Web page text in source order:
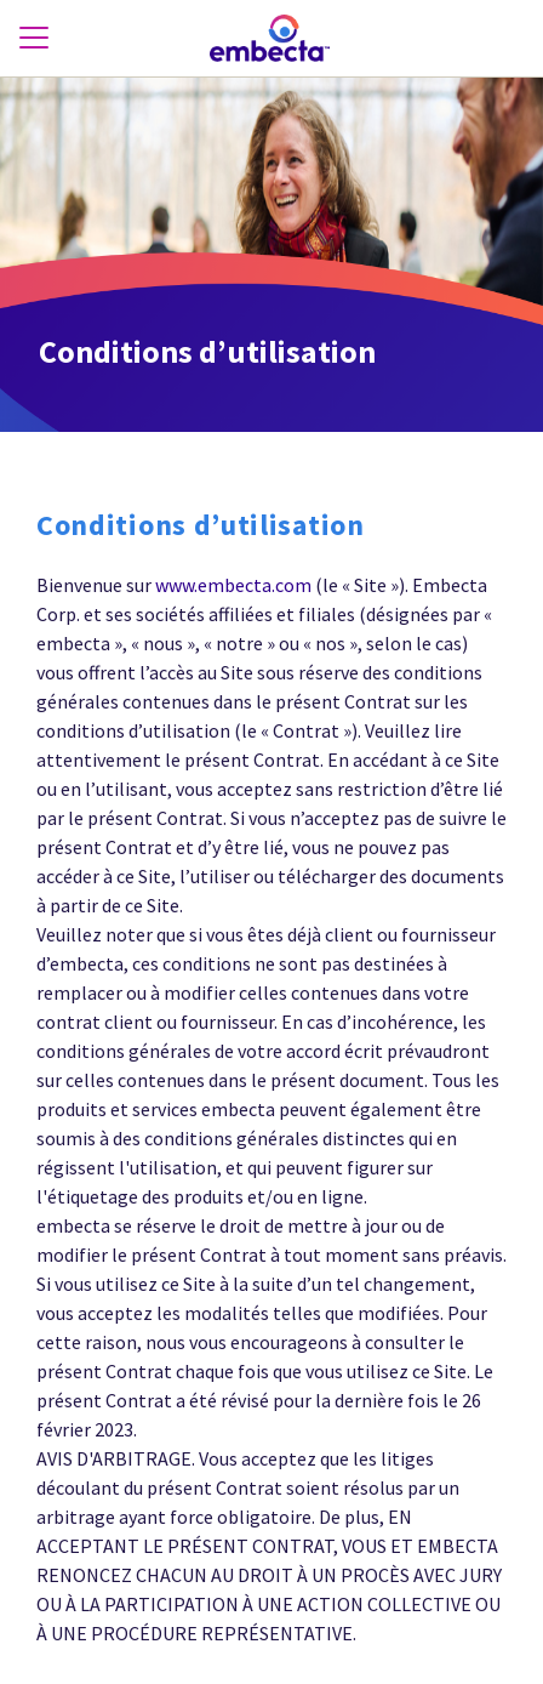
Conditions d’utilisation
Conditions d’utilisation
Bienvenue surwww.embecta.com (le « Site »). Embecta
Corp. et ses sociétés affiliées et filiales (désignées par «
embecta », « nous », « notre » ou « nos », selon le cas)
vous offrent l’accès au Site sous réserve des conditions
générales contenues dans le présent Contrat sur les
conditions d’utilisation (le « Contrat »). Veuillez lire
attentivement le présent Contrat. En accédant à ce Site
ou en l’utilisant, vous acceptez sans restriction d’être lié
par le présent Contrat. Si vous n’acceptez pas de suivre le
présent Contrat et d’y être lié, vous ne pouvez pas
accéder à ce Site, l’utiliser ou télécharger des documents
à partir de ce Site.
Veuillez noter que si vous êtes déjà client ou fournisseur
d’embecta, ces conditions ne sont pas destinées à
remplacer ou à modifier celles contenues dans votre
contrat client ou fournisseur. En cas d’incohérence, les
conditions générales de votre accord écrit prévaudront
sur celles contenues dans le présent document. Tous les
produits et services embecta peuvent également être
soumis à des conditions générales distinctes qui en
régissent l'utilisation, et qui peuvent figurer sur
l'étiquetage des produits et/ou en ligne.
embecta se réserve le droit de mettre à jour ou de
modifier le présent Contrat à tout moment sans préavis.
Si vous utilisez ce Site à la suite d’un tel changement,
vous acceptez les modalités telles que modifiées. Pour
cette raison, nous vous encourageons à consulter le
présent Contrat chaque fois que vous utilisez ce Site. Le
présent Contrat a été révisé pour la dernière fois le 26
février 2023.
AVIS D'ARBITRAGE. Vous acceptez que les litiges
découlant du présent Contrat soient résolus par un
arbitrage ayant force obligatoire. De plus, EN
ACCEPTANT LE PRÉSENT CONTRAT, VOUS ET EMBECTA
RENONCEZ CHACUN AU DROIT À UN PROCÈS AVEC JURY
OU À LA PARTICIPATION À UNE ACTION COLLECTIVE OU
À UNE PROCÉDURE REPRÉSENTATIVE.